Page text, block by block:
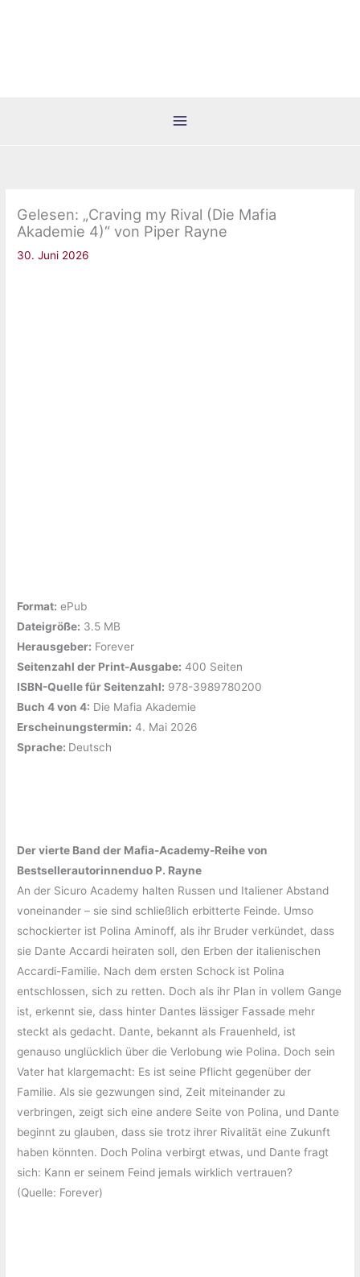
Gelesen: „Craving my Rival (Die Mafia
Akademie 4)“ von Piper Rayne
30. Juni 2026
Format: ePub
Dateigröße: ‎3.5 MB
Herausgeber: ‎Forever
Seitenzahl der Print-Ausgabe: ‎400 Seiten
ISBN-Quelle für Seitenzahl: ‎978-3989780200
Buch 4 von 4: ‎Die Mafia Akademie
Erscheinungstermin: ‎4. Mai 2026
Sprache: ‎ Deutsch
Der vierte Band der Mafia-Academy-Reihe von
Bestsellerautorinnenduo P. Rayne
An der Sicuro Academy halten Russen und Italiener Abstand
voneinander – sie sind schließlich erbitterte Feinde. Umso
schockierter ist Polina Aminoff, als ihr Bruder verkündet, dass
sie Dante Accardi heiraten soll, den Erben der italienischen
Accardi-Familie. Nach dem ersten Schock ist Polina
entschlossen, sich zu retten. Doch als ihr Plan in vollem Gange
ist, erkennt sie, dass hinter Dantes lässiger Fassade mehr
steckt als gedacht. Dante, bekannt als Frauenheld, ist
genauso unglücklich über die Verlobung wie Polina. Doch sein
Vater hat klargemacht: Es ist seine Pflicht gegenüber der
Familie. Als sie gezwungen sind, Zeit miteinander zu
verbringen, zeigt sich eine andere Seite von Polina, und Dante
beginnt zu glauben, dass sie trotz ihrer Rivalität eine Zukunft
haben könnten. Doch Polina verbirgt etwas, und Dante fragt
sich: Kann er seinem Feind jemals wirklich vertrauen?
(Quelle: Forever)